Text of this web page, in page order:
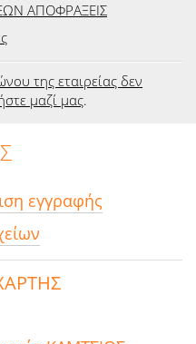
ΑΠΟΦΡΑΞΕΙΣ
της εταιρείας δεν
μαζί μας.
εγγραφής